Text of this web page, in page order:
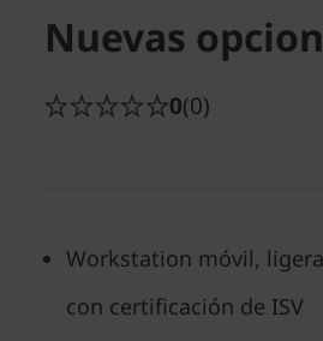
Nuevas
0(0)
Workstation móvil,
con certificación de ISV